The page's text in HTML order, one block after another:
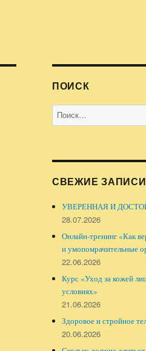
ПОИСК
Искать:
СВЕЖИЕ ЗАПИСИ
УВЕРЕННАЯ И
28.07.2026
Онлайн-тренинг «Как
и умопомрачительные
22.06.2026
Курс «Уход за кожей
условиях»
21.06.2026
Здоровое и стройное
20.06.2026